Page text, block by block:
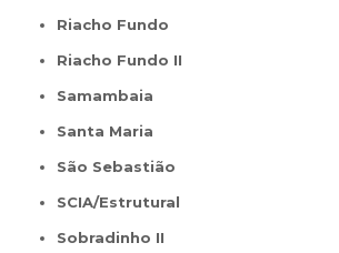
Riacho Fundo
Riacho Fundo II
Samambaia
Santa Maria
São Sebastião
SCIA/Estrutural
Sobradinho II